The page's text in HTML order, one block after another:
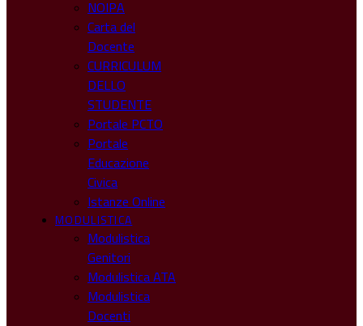
NOIPA
Carta del
Docente
CURRICULUM
DELLO
STUDENTE
Portale PCTO
Portale
Educazione
Civica
Istanze Online
MODULISTICA
Modulistica
Genitori
Modulistica ATA
Modulistica
Docenti